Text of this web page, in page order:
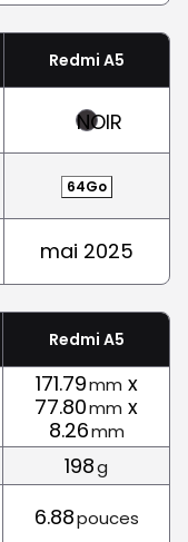
Redmi A5
NOIR
64Go
mai 2025
Redmi A5
171.79mm x
77.80mm x
8.26mm
198g
6.88pouces